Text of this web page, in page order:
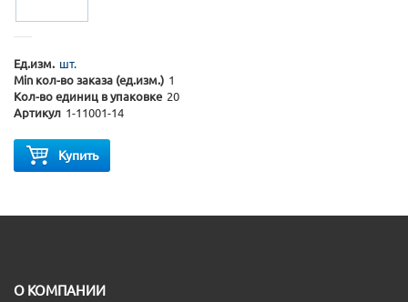
Ед.изм. шт.
Min кол-во заказа (ед.изм.) 1
Кол-во единиц в упаковке 20
Артикул 1-11001-14
Купить
O КОМПАНИИ